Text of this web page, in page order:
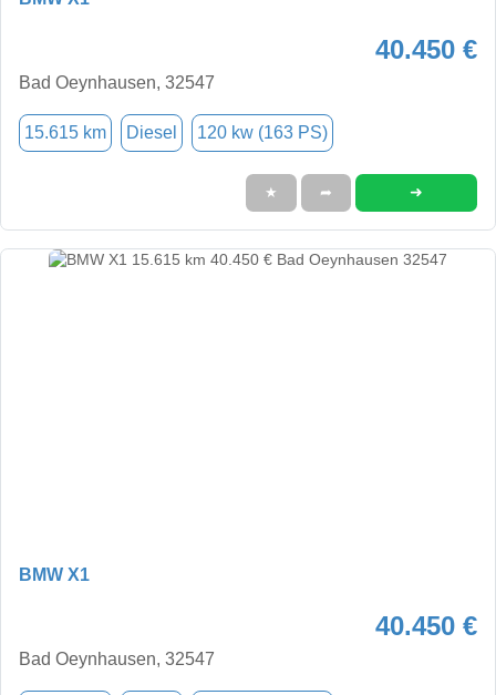
40.450 €
Bad Oeynhausen, 32547
15.615 km Diesel 120 kw (163 PS)
★ ➦ ➜
BMW X1
40.450 €
Bad Oeynhausen, 32547